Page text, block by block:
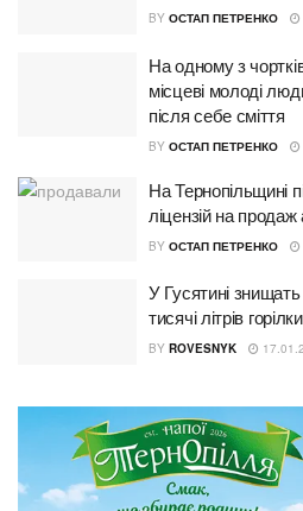
BY ОСТАП ПЕТРЕНКО
На одному з
місцеві молоді
після себе сміття
BY ОСТАП ПЕТРЕНКО
На Тернопільщині
ліцензій на
BY ОСТАП ПЕТРЕНКО
У Гусятині знищать
тисячі літрів горілки
BY ROVESNYK